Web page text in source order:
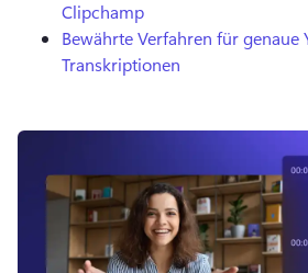
Clipchamp
Bewährte Verfahren für genaue
Transkriptionen